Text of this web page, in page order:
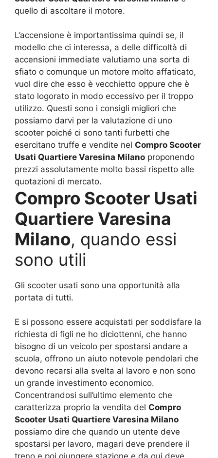
quello di ascoltare il motore.
L’accensione è importantissima quindi se, il
modello che ci interessa, a delle difficoltà di
accensioni immediate valutiamo una sorta di
sfiato o comunque un motore molto affaticato,
vuol dire che esso è vecchietto oppure che è
stato logorato in modo eccessivo per il troppo
utilizzo. Questi sono i consigli migliori che
possiamo darvi per la valutazione di uno
scooter poiché ci sono tanti furbetti che
esercitano truffe e vendite nel Compro Scooter
Usati Quartiere Varesina Milano proponendo
prezzi assolutamente molto bassi rispetto alle
quotazioni di mercato.
Compro Scooter Usati
Quartiere Varesina
Milano, quando essi
sono utili
Gli scooter usati sono una opportunità alla
portata di tutti.
E si possono essere acquistati per soddisfare la
richiesta di figli ne ho diciottenni, che hanno
bisogno di un veicolo per spostarsi andare a
scuola, offrono un aiuto notevole pendolari che
devono recarsi alla svelta al lavoro e non sono
un grande investimento economico.
Concentrandosi sull’ultimo elemento che
caratterizza proprio la vendita del Compro
Scooter Usati Quartiere Varesina Milano
possiamo dire che quando un utente deve
spostarsi per lavoro, magari deve prendere il